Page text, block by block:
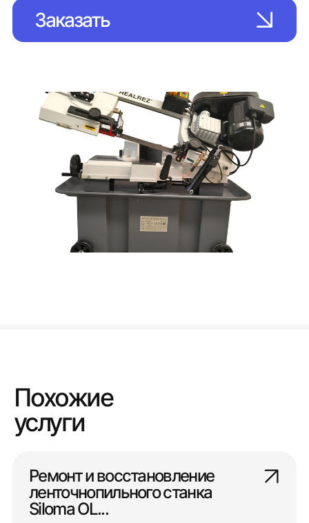
Заказать
Похожие
услуги
Ремонт и восстановление
ленточнопильного станка
Siloma OL...